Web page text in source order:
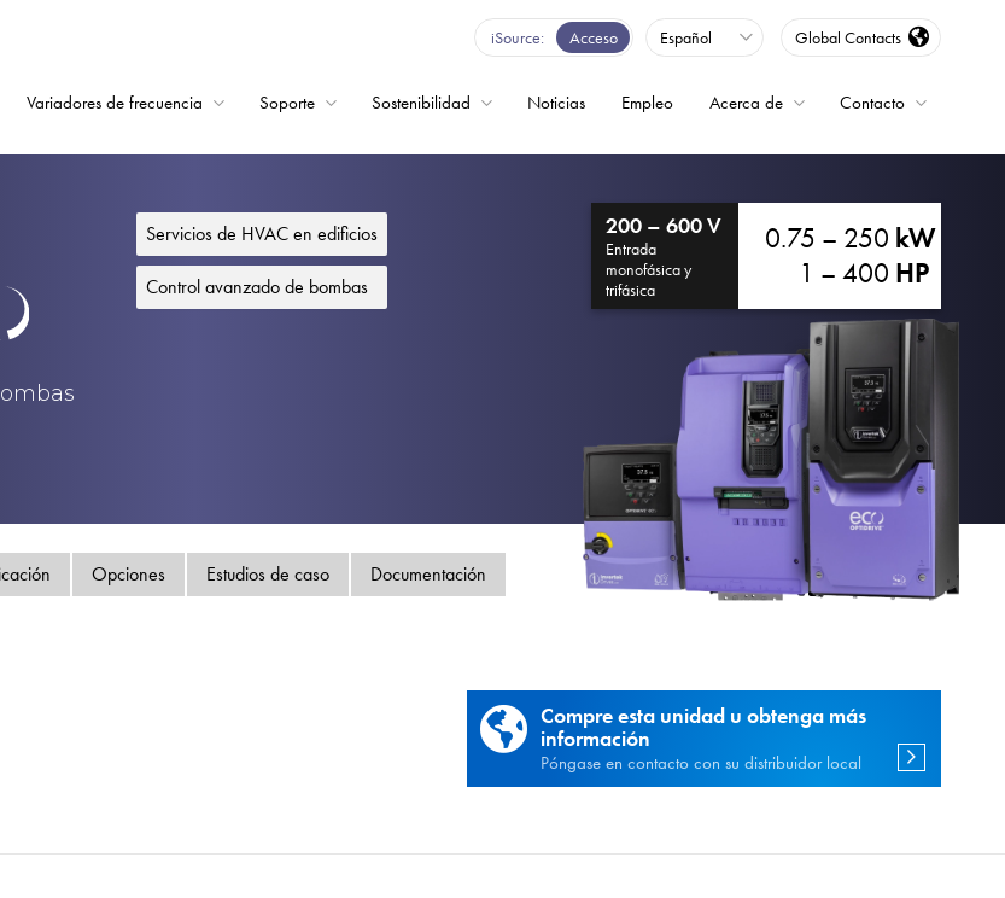
iSource Acceso Español Global Contacts
Variadores de frecuencia Soporte Sostenibilidad Noticias Empleo Acerca de Contacto
Servicios de HVAC en edificios
Control avanzado de bombas
200 – 600 V
Entrada
monofásica y
trifásica
0.75 – 250 kW
1 – 400 HP
Opciones Estudios de caso Documentación
Compre esta unidad u obtenga más
información
Póngase en contacto con su distribuidor local
Variadores de frecuencia
Soporte
Sostenibilidad
Política de privacidad
Mapa del sitio